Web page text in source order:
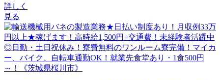
詳しく
見る